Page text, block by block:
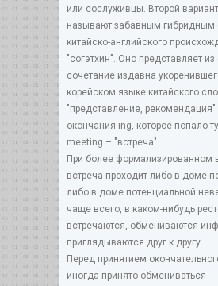
или сослуживцы. Второй
называют забавным гибридным
китайско-английского
"согэтхин". Оно представляет из
сочетание издавна
корейском языке китайского
"представление, рекомендация"
окончания ing, которое попало
meeting – "встреча".
При более формализированном
встреча проходит либо в доме
либо в доме потенциальной
чаще всего, в каком-нибудь
встречаются, обмениваются
приглядываются друг к другу.
Перед принятием
иногда принято обмениваться